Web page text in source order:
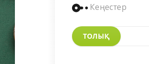
Кеңестер
ТОЛЫҚ